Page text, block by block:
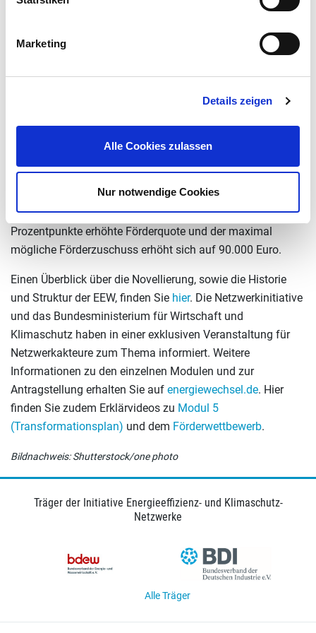
Marketing
Details zeigen
Alle Cookies zulassen
Nur notwendige Cookies
eine Anhebung des maximalen Förderbetrags pro
sollen die Antragsverfahren
vereinfacht und beschleunigt werden. Zudem werden
Verwendung von grünem Wasserstoff webenfalls stärker
mit einem Dekarbonisierungsbonus berücksichtigt.
Unternehmen, die in der Netzwerkinitiative aktiv sind,
werden mit der Novelle zusätzlich berücksichtigt. Im Modul
5 „Transformationsplan“ gilt für sie eine um 10
Prozentpunkte erhöhte Förderquote und der maximal
mögliche Förderzuschuss erhöht sich auf 90.000 Euro.
Einen Überblick über die Novellierung, sowie die Historie
und Struktur der EEW, finden Sie hier. Die Netzwerkinitiative
und das Bundesministerium für Wirtschaft und
Klimaschutz haben in einer exklusiven Veranstaltung für
Netzwerkakteure zum Thema informiert. Weitere
Informationen zu den einzelnen Modulen und zur
Antragstellung erhalten Sie auf energiewechsel.de. Hier
finden Sie zudem Erklärvideos zu Modul 5
(Transformationsplan) und dem Förderwettbewerb.
Bildnachweis: Shutterstock/one photo
Träger der Initiative Energieeffizienz- und Klimaschutz-
Netzwerke
Alle Träger